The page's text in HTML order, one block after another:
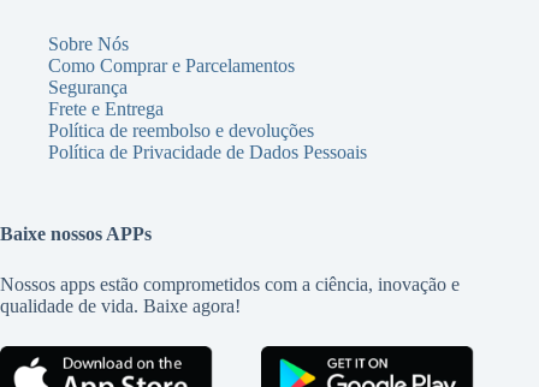
Sobre Nós
Como Comprar e Parcelamentos
Segurança
Frete e Entrega
Política de reembolso e devoluções
Política de Privacidade de Dados Pessoais
Baixe nossos APPs
Nossos apps estão comprometidos com a ciência, inovação e
qualidade de vida. Baixe agora!